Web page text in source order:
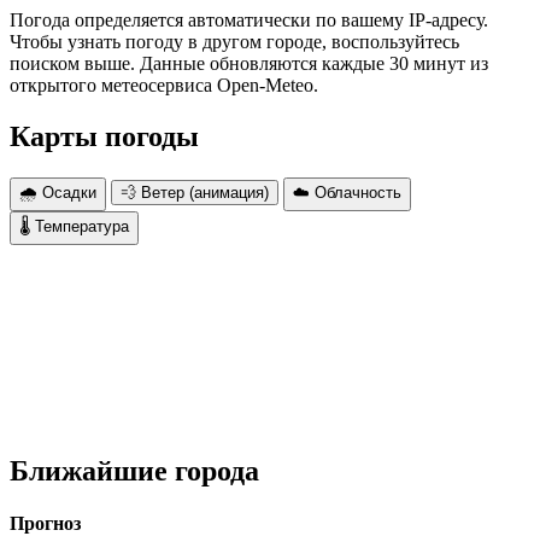
Погода определяется автоматически по вашему IP-адресу.
Чтобы узнать погоду в другом городе, воспользуйтесь
поиском выше. Данные обновляются каждые 30 минут из
открытого метеосервиса Open-Meteo.
Карты погоды
🌧 Осадки 💨 Ветер (анимация)
☁️ Облачность
🌡 Температура
Ближайшие города
Прогноз